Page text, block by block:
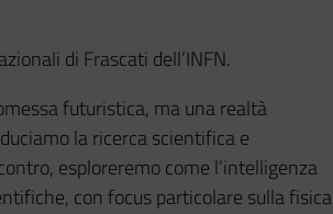
di Frascati dell’INFN.
futuristica, ma una realtà
la ricerca scientifica e
esploreremo come l’intelligenza
con focus particolare sulla fisica